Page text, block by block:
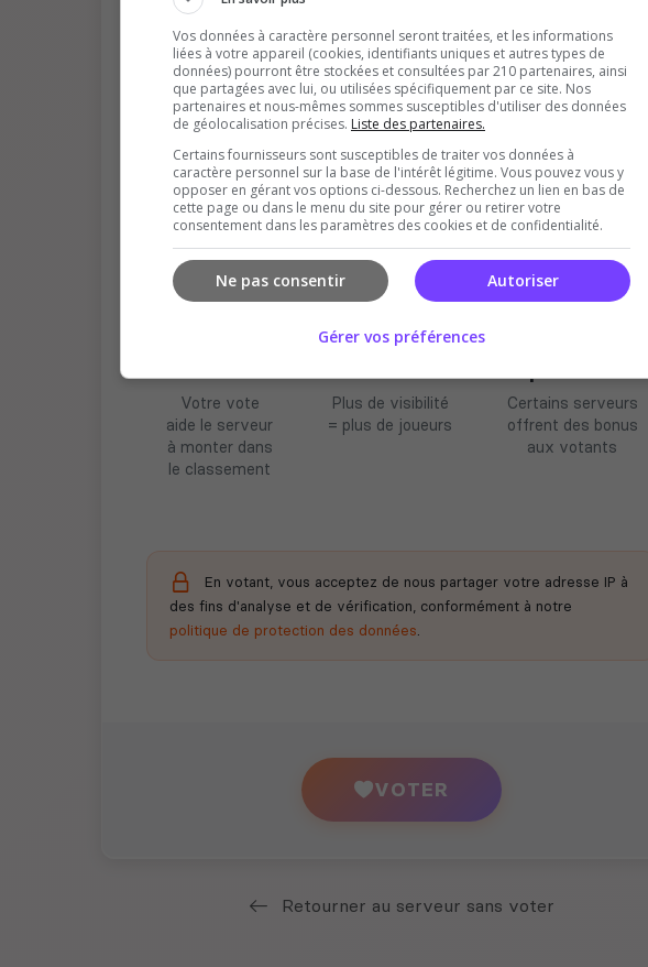
Pourquoi voter pour [FR] LEGION XIII ?
Votre vote
aide le serveur
à monter dans
le classement
Soutient la
Plus de visibilité
= plus de joueurs
Certains serveurs
offrent des bonus
aux votants
En votant, vous acceptez de nous partager votre adresse IP à
des fins d'analyse et de vérification, conformément à notre
politique de protection des données.
VOTER
Retourner au serveur sans voter
Vos données à caractère personnel seront traitées, et les informations
liées à votre appareil (cookies, identifiants uniques et autres types de
données) pourront être stockées et consultées par 210 partenaires, ainsi
que partagées avec lui, ou utilisées spécifiquement par ce site. Nos
partenaires et nous-mêmes sommes susceptibles d'utiliser des données
de géolocalisation précises. Liste des partenaires.
Certains fournisseurs sont susceptibles de traiter vos données à
caractère personnel sur la base de l'intérêt légitime. Vous pouvez vous y
opposer en gérant vos options ci-dessous. Recherchez un lien en bas de
cette page ou dans le menu du site pour gérer ou retirer votre
consentement dans les paramètres des cookies et de confidentialité.
Autoriser
Ne pas consentir
Gérer vos préférences